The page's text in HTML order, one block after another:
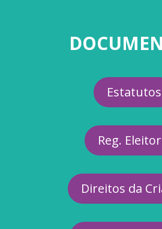
Estatutos
Reg.
Direitos da